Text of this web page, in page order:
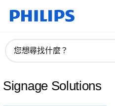
您想尋找什麼？
Signage Solutions